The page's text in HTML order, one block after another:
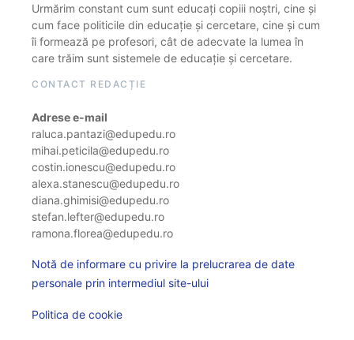
Urmărim constant cum sunt educați copiii noștri, cine și
cum face politicile din educație și cercetare, cine și cum
îi formează pe profesori, cât de adecvate la lumea în
care trăim sunt sistemele de educație și cercetare.
CONTACT REDACȚIE
Adrese e-mail
raluca.pantazi@edupedu.ro
mihai.peticila@edupedu.ro
costin.ionescu@edupedu.ro
alexa.stanescu@edupedu.ro
diana.ghimisi@edupedu.ro
stefan.lefter@edupedu.ro
ramona.florea@edupedu.ro
Notă de informare cu privire la prelucrarea de date
personale prin intermediul site-ului
Politica de cookie